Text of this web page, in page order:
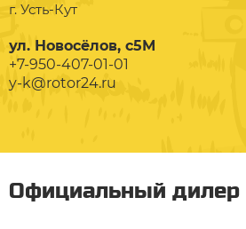
г. Усть-Кут
ул. Новосёлов, с5М
+7-950-407-01-01
y-k@rotor24.ru
Официальный дилер